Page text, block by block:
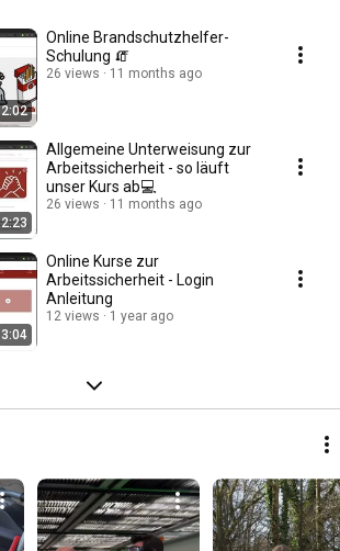
2:02
Online Brandschutzhelfer-
Schulung 🧯
26 views 11 months ago
2:23
Allgemeine Unterweisung zur
Arbeitssicherheit - so läuft
unser Kurs ab💻
26 views 11 months ago
3:04
Online Kurse zur
Arbeitssicherheit - Login
Anleitung
12 views 1 year ago